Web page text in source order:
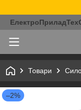
Товари
–2%